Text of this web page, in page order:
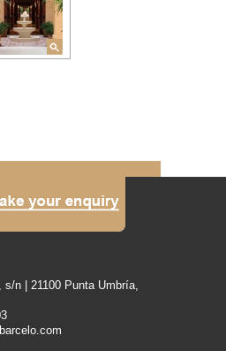
s/n | 21100 Punta Umbría,